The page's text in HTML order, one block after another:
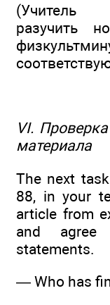
(Учитель
разучить
VI.
материала
The next
88, in your
article from
and
statements.
— Who has